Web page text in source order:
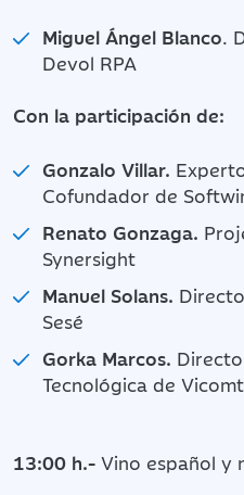
Miguel Ángel Blanco.
Devol RPA
Con la participación de:
Gonzalo Villar.
Cofundador de
Renato Gonzaga.
Synersight
Manuel Solans.
Sesé
Gorka Marcos.
Tecnológica de
13:00 h.- Vino español y